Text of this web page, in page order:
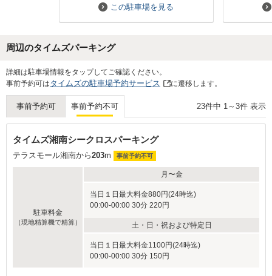
この駐車場を見る
周辺のタイムズパーキング
詳細は駐車場情報をタップしてご確認ください。
事前予約可はタイムズの駐車場予約サービス に遷移します。
事前予約可 事前予約不可 23件中 1 ～ 3件 表示
タイムズ湘南シークロスパーキング
テラスモール湘南から203m 事前予約不可
駐車料金
（現地精算機で精算）
月〜金
当日１日最大料金880円(24時迄)
00:00-00:00 30分 220円
土・日・祝および特定日
当日１日最大料金1100円(24時迄)
00:00-00:00 30分 150円